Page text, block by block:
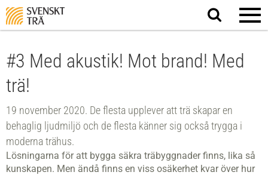
Sök
på
#3 Med akustik! Mot brand! Med
trä!
19 november 2020. De flesta upplever att trä skapar en
behaglig ljudmiljö och de flesta känner sig också trygga i
moderna trähus.
Lösningarna för att bygga säkra träbyggnader finns, lika så
kunskapen. Men ändå finns en viss osäkerhet kvar över hur